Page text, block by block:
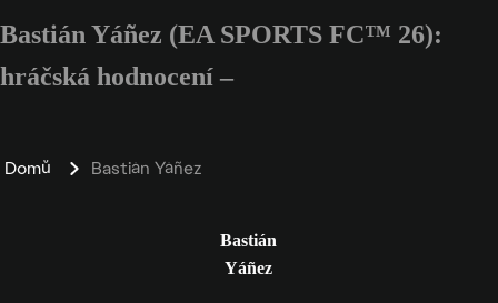
Enter a minimum of 3 characters or numbers
Bastián Yáñez (EA SPORTS FC™ 26):
hráčská hodnocení –
Domů Bastián Yáñez
Bastián
Yáñez